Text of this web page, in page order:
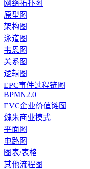
网络拓扑图
原型图
架构图
泳道图
韦恩图
关系图
逻辑图
EPC事件过程链图
BPMN2.0
EVC企业价值链图
魏朱商业模式
平面图
电路图
图表/表格
其他流程图